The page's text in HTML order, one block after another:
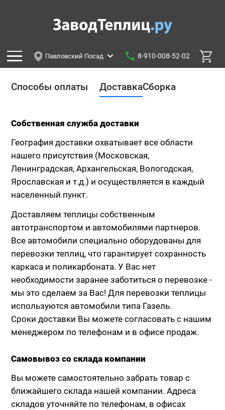
Павловский Посад 8-910-008-52-02
Способы оплаты ДоставкаСборка
Собственная служба доставки
География доставки охватывает все области
нашего присутствия (Московская,
Ленинградская, Архангельская, Вологодская,
Ярославская и т.д.) и осуществляется в каждый
населенный пункт.
Доставляем теплицы собственным
автотранспортом и автомобилями партнеров.
Все автомобили специально оборудованы для
перевозки теплиц, что гарантирует сохранность
каркаса и поликарбоната. У Вас нет
необходимости заранее заботиться о перевозке -
мы это сделаем за Вас! Для перевозки теплицы
используются автомобили типа Газель.
Сроки доставки Вы можете согласовать с нашим
менеджером по телефонам и в офисе продаж.
Самовывоз со склада компании
Вы можете самостоятельно забрать товар с
ближайшего склада нашей компании. Адреса
складов уточняйте по телефонам, в офисах